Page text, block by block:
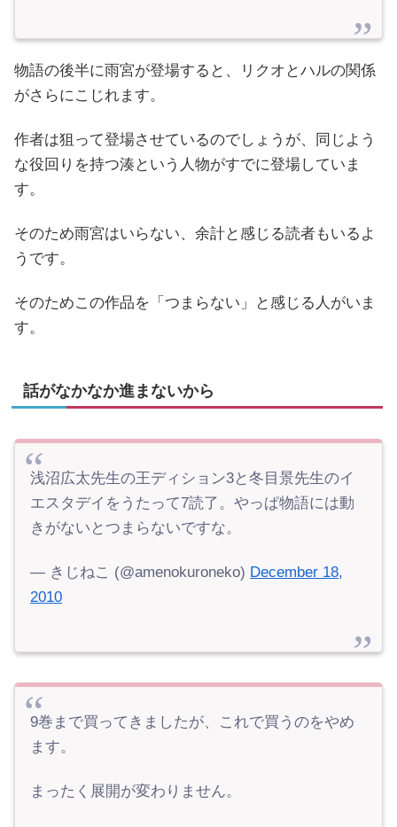
物語の後半に雨宮が登場すると、リクオとハルの関係
がさらにこじれます。
作者は狙って登場させているのでしょうが、同じよう
な役回りを持つ湊という人物がすでに登場していま
す。
そのため雨宮はいらない、余計と感じる読者もいるよ
うです。
そのためこの作品を「つまらない」と感じる人がいま
す。
話がなかなか進まないから
浅沼広太先生の王ディション3と冬目景先生のイ
エスタデイをうたって7読了。やっぱ物語には動
きがないとつまらないですな。
— きじねこ (@amenokuroneko) December 18,
2010
9巻まで買ってきましたが、これで買うのをやめ
ます。
まったく展開が変わりません。